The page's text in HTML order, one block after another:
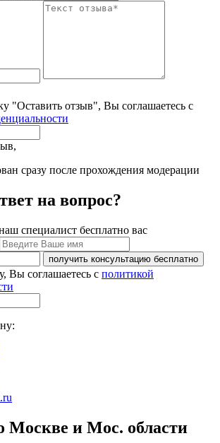
"Оставить отзыв", Вы соглашаетесь с
сразу после прохождения модерации
на вопрос?
специалист бесплатно вас
получить консультацию бесплатно
Вы соглашаетесь с политикой
Москве и Мос. области